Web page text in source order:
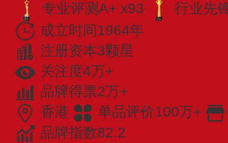
专业评测A+ x93
行业先
成立时间1964年
注册资本3颗星
关注度4万+
品牌得票2万+
香港
单品评价100万+
品牌指数82.2